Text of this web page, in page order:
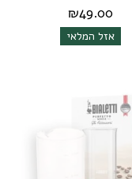
₪49.00
אזל המלאי